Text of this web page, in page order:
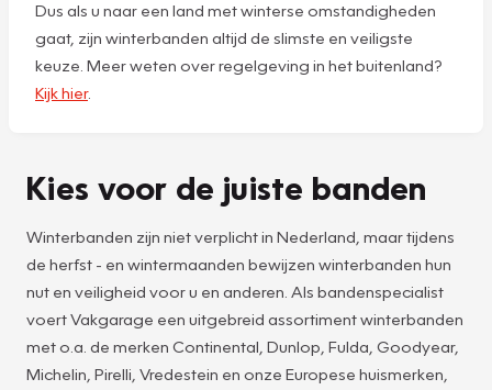
Dus als u naar een land met winterse omstandigheden
gaat, zijn winterbanden altijd de slimste en veiligste
keuze. Meer weten over regelgeving in het buitenland?
Kijk hier.
Kies voor de juiste banden
Winterbanden zijn niet verplicht in Nederland, maar tijdens
de herfst - en wintermaanden bewijzen winterbanden hun
nut en veiligheid voor u en anderen. Als bandenspecialist
voert Vakgarage een uitgebreid assortiment winterbanden
met o.a. de merken Continental, Dunlop, Fulda, Goodyear,
Michelin, Pirelli, Vredestein en onze Europese huismerken,